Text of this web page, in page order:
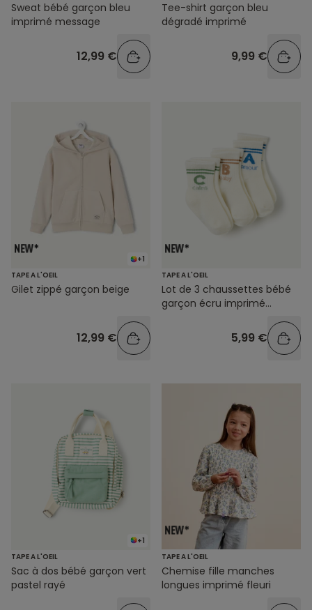
Sweat bébé garçon bleu
imprimé message
12,99 €
Tee-shirt garçon bleu
dégradé imprimé
9,99 €
+1
TAPE A L'OEIL
Gilet zippé garçon beige
12,99 €
TAPE A L'OEIL
Lot de 3 chaussettes bébé
garçon écru imprimé
5,99 €
+1
TAPE A L'OEIL
Sac à dos bébé garçon vert
pastel rayé
TAPE A L'OEIL
Chemise fille manches
longues imprimé fleuri